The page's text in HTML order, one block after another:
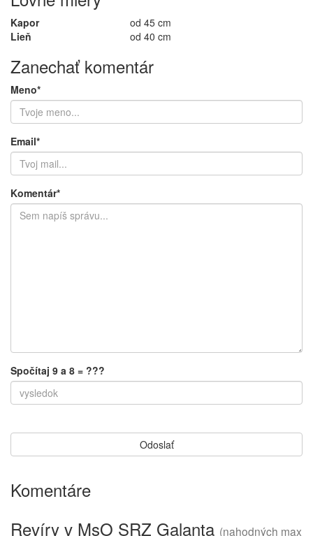
Kapor
od 45 cm
Lieň
od 40 cm
Zanechať komentár
Meno*
Email*
Komentár*
Spočítaj 9 a 8 = ???
Komentáre
Revíry v MsO SRZ Galanta (nahodných max